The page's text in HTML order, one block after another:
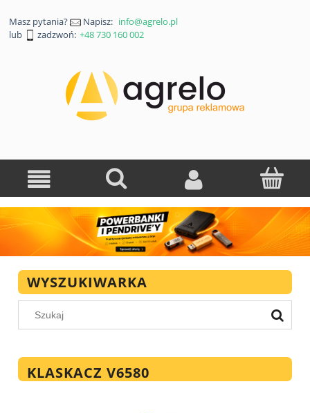
Masz pytania? Napisz: info@agrelo.pl
lub
zadzwoń: +48 730 160 002
WYSZUKIWARKA
KLASKACZ V6580